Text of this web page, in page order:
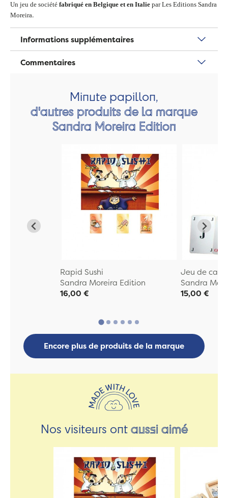
Un jeu de société fabriqué en Belgique et en Italie par Les Editions Sandra
Moreira.
Informations supplémentaires
Commentaires
Minute papillon,
d'autres produits de la marque
Sandra Moreira Edition
Rapid Sushi
Sandra Moreira Edition
16,00 €
Jeu de
Sandra
15,00 €
Encore plus de produits de la marque
Nos visiteurs ontaussi aimé